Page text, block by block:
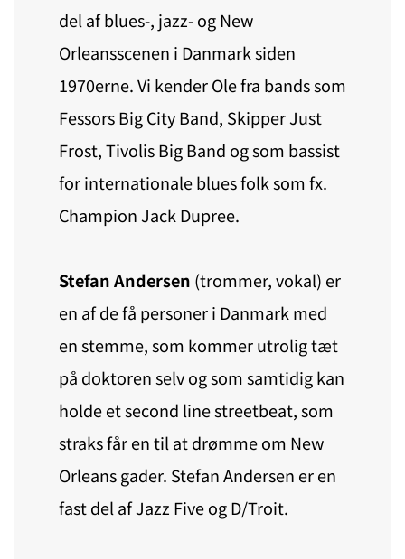
del af blues-, jazz- og New
Orleansscenen i Danmark siden
1970erne. Vi kender Ole fra bands som
Fessors Big City Band, Skipper Just
Frost, Tivolis Big Band og som bassist
for internationale blues folk som fx.
Champion Jack Dupree.
Stefan Andersen (trommer, vokal) er
en af de få personer i Danmark med
en stemme, som kommer utrolig tæt
på doktoren selv og som samtidig kan
holde et second line streetbeat, som
straks får en til at drømme om New
Orleans gader. Stefan Andersen er en
fast del af Jazz Five og D/Troit.